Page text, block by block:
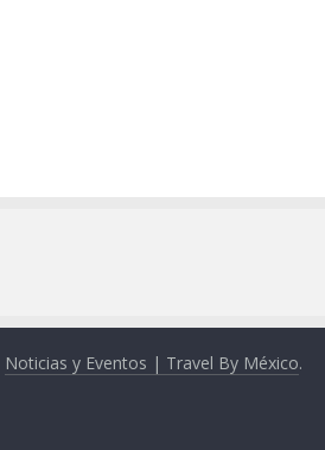
Noticias y Eventos | Travel By México.